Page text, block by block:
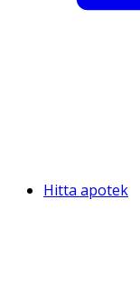
Hitta apotek